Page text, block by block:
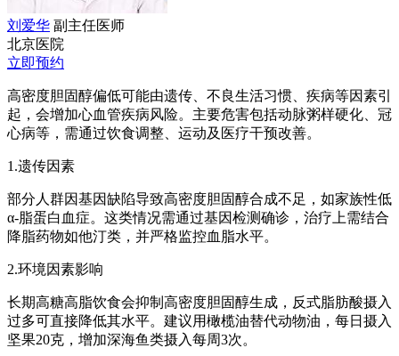
刘爱华 副主任医师
北京医院
立即预约
高密度胆固醇偏低可能由遗传、不良生活习惯、疾病等因素引
起，会增加心血管疾病风险。主要危害包括动脉粥样硬化、冠
心病等，需通过饮食调整、运动及医疗干预改善。
1.遗传因素
部分人群因基因缺陷导致高密度胆固醇合成不足，如家族性低
α-脂蛋白血症。这类情况需通过基因检测确诊，治疗上需结合
降脂药物如他汀类，并严格监控血脂水平。
2.环境因素影响
长期高糖高脂饮食会抑制高密度胆固醇生成，反式脂肪酸摄入
过多可直接降低其水平。建议用橄榄油替代动物油，每日摄入
坚果20克，增加深海鱼类摄入每周3次。